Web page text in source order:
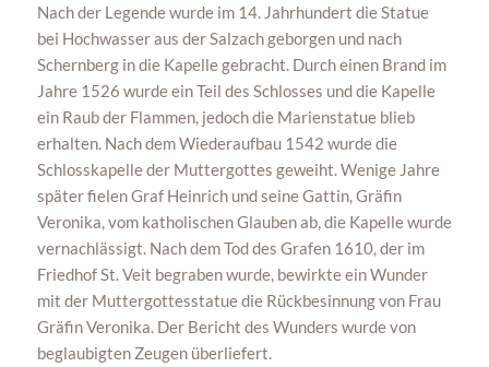
Nach der Legende wurde im 14. Jahrhundert die Statue
bei Hochwasser aus der Salzach geborgen und nach
Schernberg in die Kapelle gebracht. Durch einen Brand im
Jahre 1526 wurde ein Teil des Schlosses und die Kapelle
ein Raub der Flammen, jedoch die Marienstatue blieb
erhalten. Nach dem Wiederaufbau 1542 wurde die
Schlosskapelle der Muttergottes geweiht. Wenige Jahre
später fielen Graf Heinrich und seine Gattin, Gräfin
Veronika, vom katholischen Glauben ab, die Kapelle wurde
vernachlässigt. Nach dem Tod des Grafen 1610, der im
Friedhof St. Veit begraben wurde, bewirkte ein Wunder
mit der Muttergottesstatue die Rückbesinnung von Frau
Gräfin Veronika. Der Bericht des Wunders wurde von
beglaubigten Zeugen überliefert.